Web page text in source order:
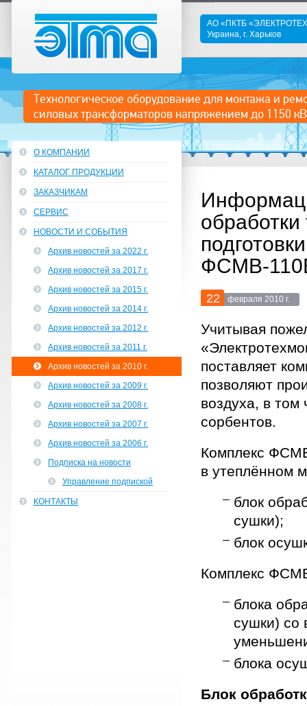
Технологическое оборудование для монтажа и
силовых трансформаторов напряжением до 1150 кВ
АО «ПКТБ
Украина, г. Харьков
ФСМВ-
22 февраля 2010 г.
Учитывая
поставляет
позволяют
воздуха, в том
сорбентов.
Комплекс
в утеплённом
блок
сушки);
блок
Комплекс
блока
сушки) со
блока
Блок
О КОМПАНИИ
КАТАЛОГ ПРОДУКЦИИ
ЗАКАЗЧИКАМ
СЕРВИС
НОВОСТИ И СОБЫТИЯ
Архив новостей за 2022 г.
Архив новостей за 2017 г.
Архив новостей за 2015 г.
Архив новостей за 2014 г.
Архив новостей за 2012 г.
Архив новостей за 2011 г.
Архив новостей за 2010 г.
Архив новостей за 2009 г.
Архив новостей за 2008 г.
Архив новостей за 2007 г.
Архив новостей за 2006 г.
Подписка на новости
Управление подпиской
КОНТАКТЫ